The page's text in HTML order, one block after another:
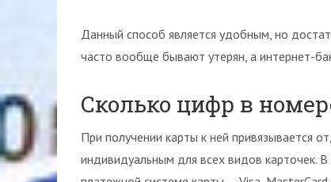
Данный способ является удобным, но
часто вообще бывают утерян, а интернет-
Сколько цифр в
При получении карты к ней привязывается
индивидуальным для всех видов карточек.